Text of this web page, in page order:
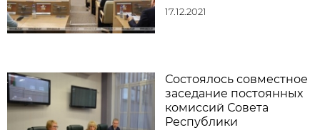
17.12.2021
Состоялось совместное
заседание постоянных
комиссий Совета
Республики